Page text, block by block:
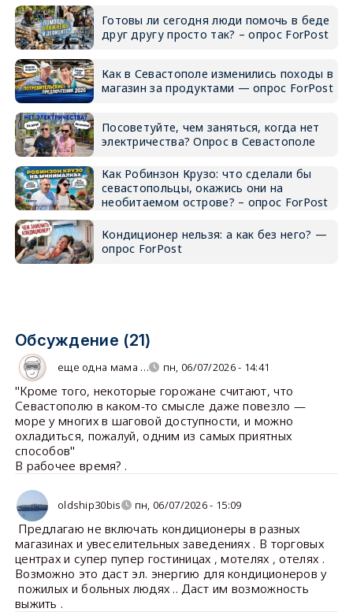
Готовы ли сегодня люди помочь в беде
друг другу просто так? – опрос ForPost
Как в Севастополе изменились походы в
магазин за продуктами — опрос ForPost
Посоветуйте, чем заняться, когда нет
электричества? Опрос в Севастополе
Как Робинзон Крузо: что сделали бы
севастопольцы, окажись они на
необитаемом острове? – опрос ForPost
Кондиционер нельзя: а как без него? —
опрос ForPost
Обсуждение (21)
еще одна мама … пн, 06/07/2026 - 14:41
"Кроме того, некоторые горожане считают, что
Севастополю в каком-то смысле даже повезло —
море у многих в шаговой доступности, и можно
охладиться, пожалуй, одним из самых приятных
способов"
В рабочее время? .
oldship30bis пн, 06/07/2026 - 15:09
Предлагаю не включать кондиционеры в разных
магазинах и увеселительных заведениях . В торговых
центрах и супер пупер гостиницах , мотелях , отелях .
Возможно это даст эл. энергию для кондиционеров у
пожилых и больных людях .. Даст им возможность
выжить .